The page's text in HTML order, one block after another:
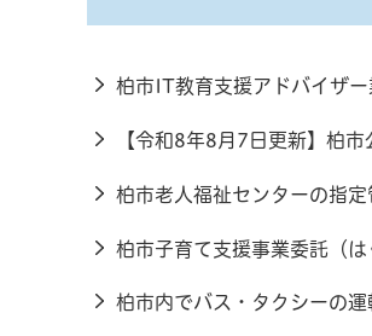
柏市IT教育支援アドバイザ
【令和8年8月7日更新】柏
柏市老人福祉センターの指
柏市子育て支援事業委託（
柏市内でバス・タクシーの